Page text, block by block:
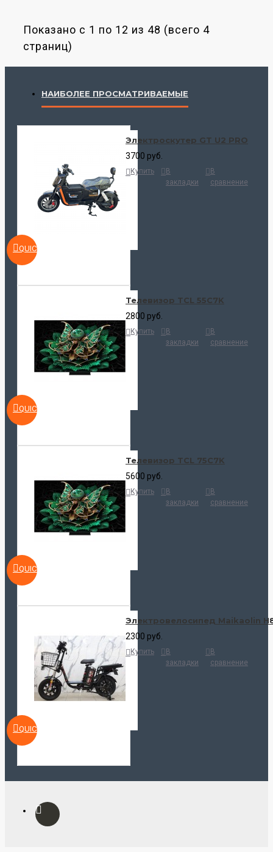
Показано с 1 по 12 из 48 (всего 4
страниц)
НАИБОЛЕЕ ПРОСМАТРИВАЕМЫЕ
QUICKVIEW
Электроскутер GT U2 PRO
3700 руб.
Купить
В
закладки
В
сравнение
QUICKVIEW
Телевизор TCL 55C7K
2800 руб.
Купить
В
закладки
В
сравнение
QUICKVIEW
Телевизор TCL 75C7K
5600 руб.
Купить
В
закладки
В
сравнение
QUICKVIEW
Электровелосипед Maikaolin
2300 руб.
Купить
В
закладки
В
сравнение